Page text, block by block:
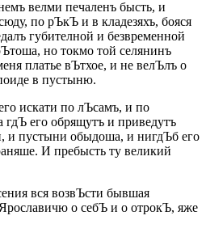
велми печаленъ бысть, и
по рЪкЪ и в кладезяхъ, бояся
губителной и безвременной
но токмо той селянинъ
платье вЪтхое, и не велЪлъ о
в пустыню.
искати по лЪсамъ, и по
его обрящутъ и приведутъ
и пустыни обыдоша, и нигдЪб его
И пребысть ту великий
вся возвЪсти бывшая
о себЪ и о отрокЪ, яже